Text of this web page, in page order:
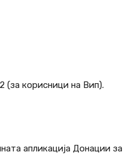
(за корисници на Вип).
апликација Донации за